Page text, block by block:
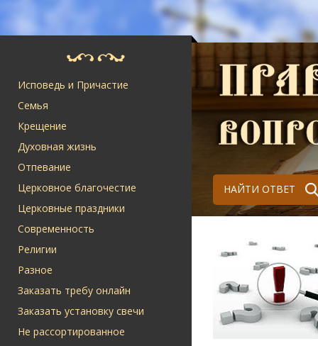
Исповедь и Причастие
Семья
Крещение
Духовная жизнь
Отпевание
Церковное благочестие
Церковные праздники
Современность
Религии
Разное
Заказать требу онлайн
Заказать установку свечи
Не рассортированное
НАЙТИ ОТВЕТ